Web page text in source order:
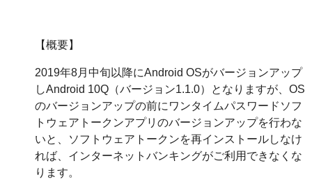
【概要】
2019年8月中旬以降にAndroid OSがバージョンアップ
しAndroid 10Q（バージョン1.1.0）となりますが、OS
のバージョンアップの前にワンタイムパスワードソフ
トウェアトークンアプリのバージョンアップを行わな
いと、ソフトウェアトークンを再インストールしなけ
れば、インターネットバンキングがご利用できなくな
ります。